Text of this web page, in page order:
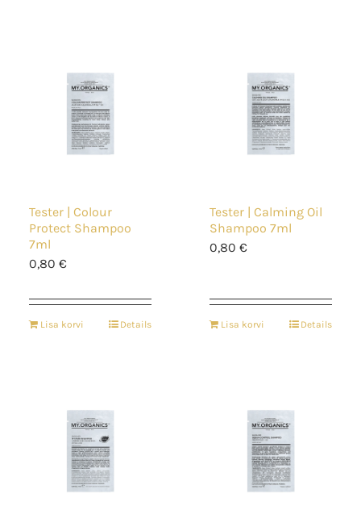
Tester | Colour
Protect Shampoo
7ml
0,80 €
Lisa korvi Details
Tester | Calming Oil
Shampoo 7ml
0,80 €
Lisa korvi Details